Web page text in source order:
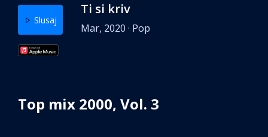
Slusaj
Ti si kriv
Mar, 2020 · Pop
Top mix 2000, Vol. 3